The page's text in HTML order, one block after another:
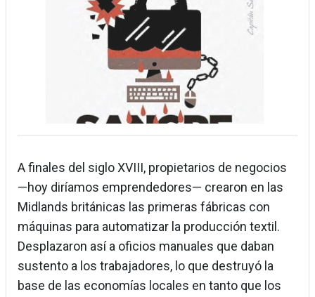
A finales del siglo XVIII, propietarios de negocios
—hoy diríamos emprendedores— crearon en las
Midlands británicas las primeras fábricas con
máquinas para automatizar la producción textil.
Desplazaron así a oficios manuales que daban
sustento a los trabajadores, lo que destruyó la
base de las economías locales en tanto que los